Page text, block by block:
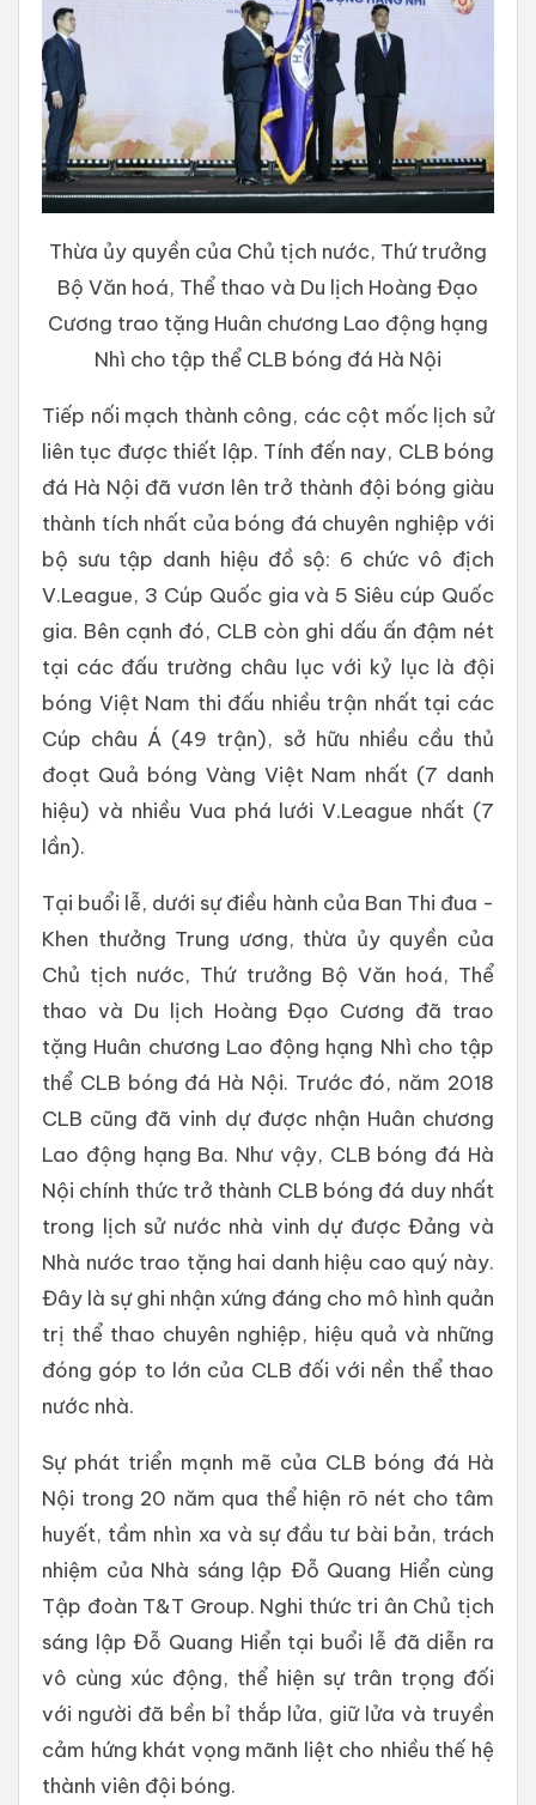
Thừa ủy quyền của Chủ tịch nước, Thứ trưởng
Bộ Văn hoá, Thể thao và Du lịch Hoàng Đạo
Cương trao tặng Huân chương Lao động hạng
Nhì cho tập thể CLB bóng đá Hà Nội
Tiếp nối mạch thành công, các cột mốc lịch sử
liên tục được thiết lập. Tính đến nay, CLB bóng
đá Hà Nội đã vươn lên trở thành đội bóng giàu
thành tích nhất của bóng đá chuyên nghiệp với
bộ sưu tập danh hiệu đồ sộ: 6 chức vô địch
V.League, 3 Cúp Quốc gia và 5 Siêu cúp Quốc
gia. Bên cạnh đó, CLB còn ghi dấu ấn đậm nét
tại các đấu trường châu lục với kỷ lục là đội
bóng Việt Nam thi đấu nhiều trận nhất tại các
Cúp châu Á (49 trận), sở hữu nhiều cầu thủ
đoạt Quả bóng Vàng Việt Nam nhất (7 danh
hiệu) và nhiều Vua phá lưới V.League nhất (7
lần).
Tại buổi lễ, dưới sự điều hành của Ban Thi đua -
Khen thưởng Trung ương, thừa ủy quyền của
Chủ tịch nước, Thứ trưởng Bộ Văn hoá, Thể
thao và Du lịch Hoàng Đạo Cương đã trao
tặng Huân chương Lao động hạng Nhì cho tập
thể CLB bóng đá Hà Nội. Trước đó, năm 2018
CLB cũng đã vinh dự được nhận Huân chương
Lao động hạng Ba. Như vậy, CLB bóng đá Hà
Nội chính thức trở thành CLB bóng đá duy nhất
trong lịch sử nước nhà vinh dự được Đảng và
Nhà nước trao tặng hai danh hiệu cao quý này.
Đây là sự ghi nhận xứng đáng cho mô hình quản
trị thể thao chuyên nghiệp, hiệu quả và những
đóng góp to lớn của CLB đối với nền thể thao
nước nhà.
Sự phát triển mạnh mẽ của CLB bóng đá Hà
Nội trong 20 năm qua thể hiện rõ nét cho tâm
huyết, tầm nhìn xa và sự đầu tư bài bản, trách
nhiệm của Nhà sáng lập Đỗ Quang Hiển cùng
Tập đoàn T&T Group. Nghi thức tri ân Chủ tịch
sáng lập Đỗ Quang Hiển tại buổi lễ đã diễn ra
vô cùng xúc động, thể hiện sự trân trọng đối
với người đã bền bỉ thắp lửa, giữ lửa và truyền
cảm hứng khát vọng mãnh liệt cho nhiều thế hệ
thành viên đội bóng.